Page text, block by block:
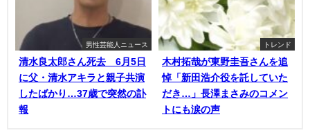
男性芸能人ニュース
清水良太郎さん死去 6月5日
に父・清水アキラと親子共演
したばかり…37歳で突然の訃
報
トレンド
木村拓哉が東野圭吾さんを追
悼「新田浩介役を託していた
だき…」長澤まさみのコメン
トにも涙の声